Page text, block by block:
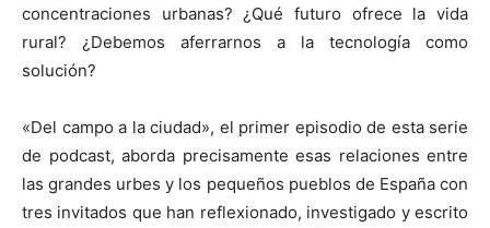
concentraciones urbanas? ¿Qué futuro ofrece la vida
rural? ¿Debemos aferrarnos a la tecnología como
solución?
«Del campo a la ciudad», el primer episodio de esta serie
de podcast, aborda precisamente esas relaciones entre
las grandes urbes y los pequeños pueblos de España con
tres invitados que han reflexionado, investigado y escrito